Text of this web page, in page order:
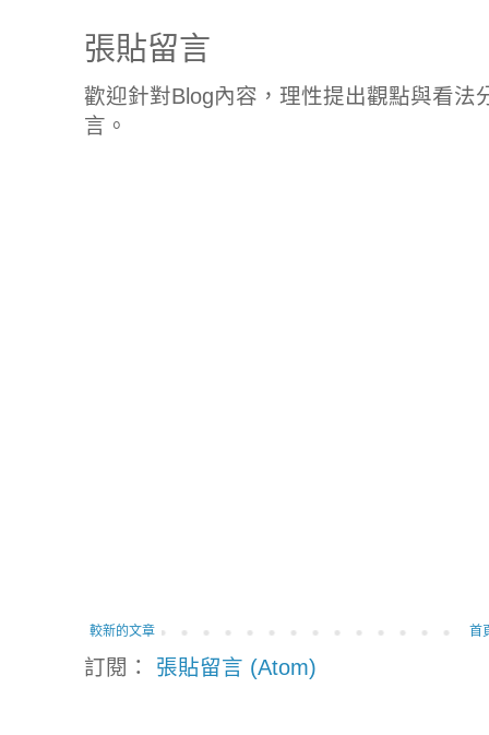
張貼留言
歡迎針對Blog內容，理性提出觀點與看
言。
較新的文章 首
訂閱： 張貼留言 (Atom)